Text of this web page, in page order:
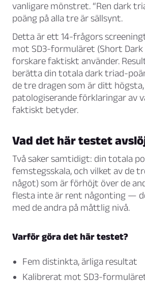
vanligare mönstret. “Ren dark
poäng på alla tre är sällsynt.
Detta är ett 14-frågors
mot SD3-formuläret (Short Dark
forskare faktiskt använder.
berätta din totala dark triad-
de tre dragen som är ditt
patologiserande förklaringar av
faktiskt betyder.
Vad det här testet
Två saker samtidigt: din totala
femstegsskala, och vilket av de
något) som är förhöjt över de
flesta inte är rent någonting —
med de andra på måttlig nivå.
Varför göra det här testet?
Fem distinkta, ärliga resultat
Kalibrerat mot SD3-